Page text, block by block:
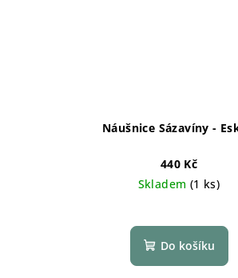
Náušnice Sázavíny -
440 Kč
Skladem (1 ks)
Do košíku